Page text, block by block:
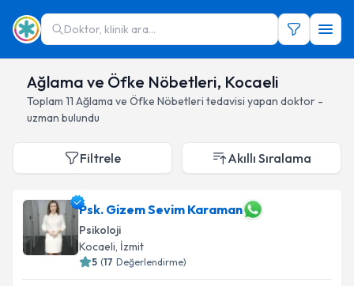
Doktor, klinik ara...
Ağlama ve Öfke Nöbetleri, Kocaeli
Toplam 11 Ağlama ve Öfke Nöbetleri tedavisi yapan doktor -
uzman bulundu
Filtrele Akıllı Sıralama
Psk. Gizem Sevim Karaman
Psikoloji
Kocaeli, İzmit
5 (17 Değerlendirme)